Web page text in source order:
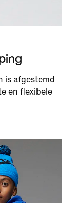
is afgestemd
en flexibele